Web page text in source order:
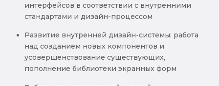
интерфейсов в соответствии с внутренними
стандартами и дизайн-процессом
Развитие внутренней дизайн-системы: работа
над созданием новых компонентов и
усовершенствование существующих,
пополнение библиотеки экранных форм